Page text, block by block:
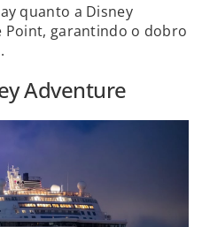
quanto a Disney
Point, garantindo o dobro
Adventure